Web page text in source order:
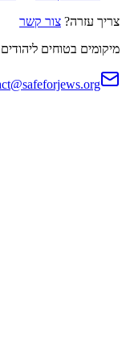
צריך עזרה? צור קשר
מיקומים בטוחים